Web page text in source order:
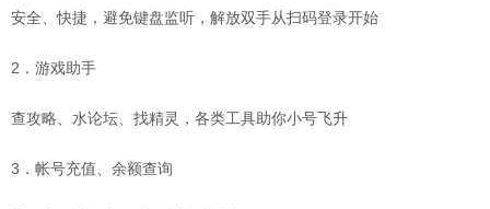
安全、快捷，避免键盘监听，解放双手从扫码登录开始
2．游戏助手
查攻略、水论坛、找精灵，各类工具助你小号飞升
3．帐号充值、余额查询